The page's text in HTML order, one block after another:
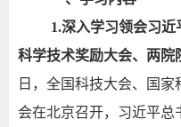
1.深入学习领会习近
科学技术奖励大会、两院
日，全国科技大会、国
会在北京召开，习近平总